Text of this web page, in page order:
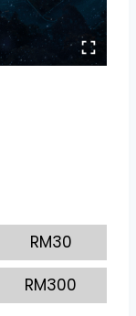
RM30
RM300